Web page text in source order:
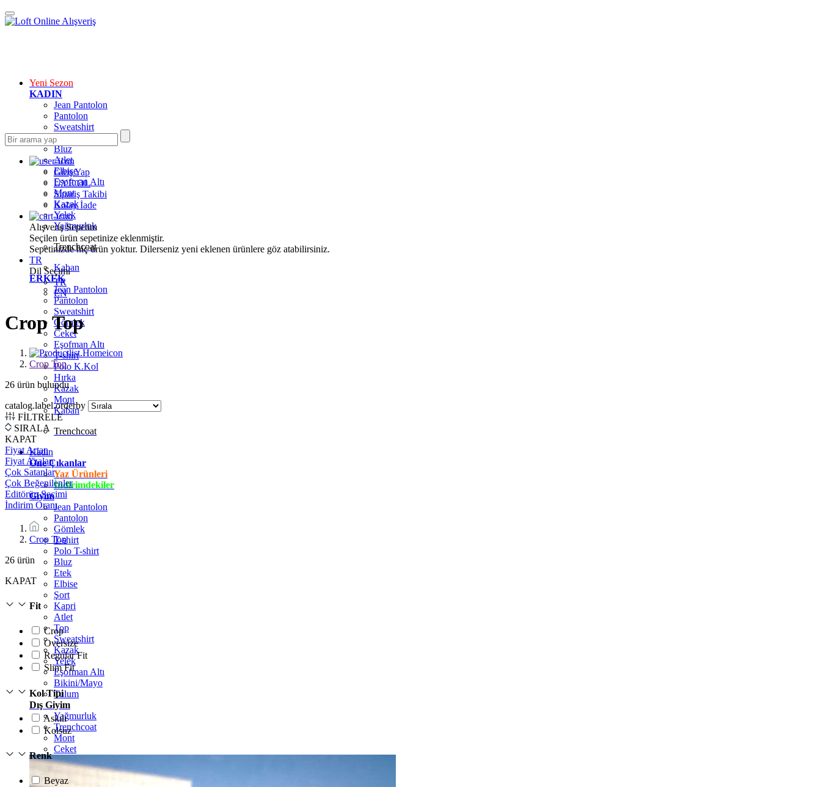
Yeni Sezon
KADIN
Jean Pantolon
Pantolon
Sweatshirt
Gömlek
Bluz
Atlet
Elbise
Eşofman Altı
Mont
Kazak
Yelek
Yağmurluk
Trenchcoat
Kaban
ERKEK
Jean Pantolon
Pantolon
Sweatshirt
Gömlek
Ceket
Eşofman Altı
T-shirt
Polo K.Kol
Hırka
Kazak
Mont
Kaban
Trenchcoat
Kadın
Öne Çıkanlar
Yaz Ürünleri
İndirimdekiler
Giyim
Jean Pantolon
Pantolon
Gömlek
T-shirt
Polo T-shirt
Bluz
Etek
Elbise
Şort
Kapri
Atlet
Top
Sweatshirt
Kazak
Yelek
Eşofman Altı
Bikini/Mayo
Tulum
Dış Giyim
Yağmurluk
Trenchcoat
Mont
Ceket
Giriş Yap
ÜYE OL
Sipariş Takibi
Kolay İade
Alışveriş Sepetim
Seçilen ürün sepetinize eklenmiştir.
Sepetinizde hiç ürün yoktur. Dilerseniz yeni eklenen ürünlere göz atabilirsiniz.
TR
Dil Seçimi
TR
EN
Crop Top
Crop Top
26 ürün bulundu
catalog.label.orderby
FİLTRELE
SIRALA
KAPAT
Fiyat Artan
Fiyat Azalan
Çok Satanlar
Çok Beğenilenler
Editörün Seçimi
İndirim Oranı
Crop Top
26 ürün
KAPAT
Fit
Crop
Oversize
Regular Fit
Slim Fit
Kol Tipi
Askılı
Kolsuz
Renk
Beyaz